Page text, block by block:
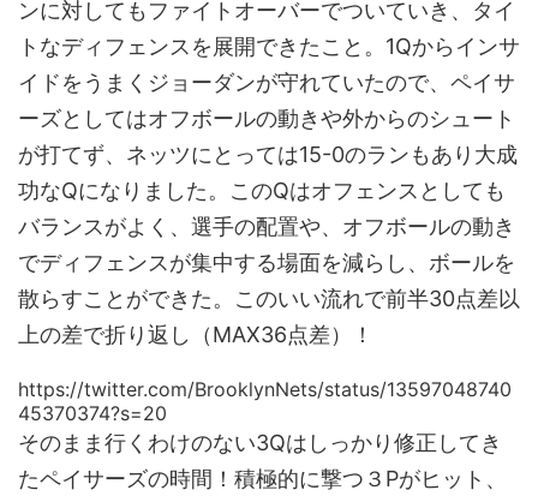
ンに対してもファイトオーバーでついていき、タイ
トなディフェンスを展開できたこと。1Qからインサ
イドをうまくジョーダンが守れていたので、ペイサ
ーズとしてはオフボールの動きや外からのシュート
が打てず、ネッツにとっては15-0のランもあり大成
功なQになりました。このQはオフェンスとしても
バランスがよく、選手の配置や、オフボールの動き
でディフェンスが集中する場面を減らし、ボールを
散らすことができた。このいい流れで前半30点差以
上の差で折り返し（MAX36点差）！
https://twitter.com/BrooklynNets/status/13597048740
45370374?s=20
そのまま行くわけのない3Qはしっかり修正してき
たペイサーズの時間！積極的に撃つ３Pがヒット、